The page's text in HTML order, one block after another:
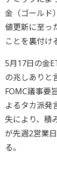
金（ゴールド
値更新に至っ
ことを裏付け
5月17日の金
の兆しありと
FOMC議事要
よるタカ派発
失により、積
が先週2営業
る。